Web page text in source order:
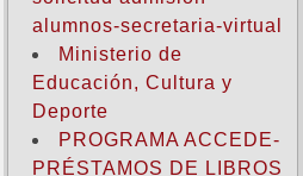
alumnos-secretaria-virtual
Ministerio de
Educación, Cultura y
Deporte
PROGRAMA ACCEDE-
PRÉSTAMOS DE LIBROS